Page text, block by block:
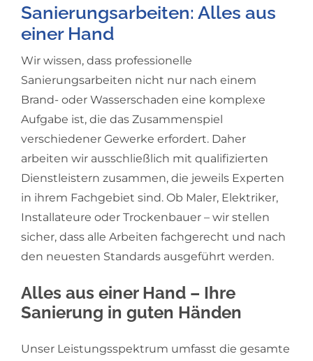
Mitgliedschaften & Zertifikate
Historie
Sanierungsarbeiten: Alles aus
einer Hand
Wir wissen, dass professionelle
Sanierungsarbeiten nicht nur nach einem
Brand- oder Wasserschaden eine komplexe
Aufgabe ist, die das Zusammenspiel
verschiedener Gewerke erfordert. Daher
arbeiten wir ausschließlich mit qualifizierten
Dienstleistern zusammen, die jeweils Experten
in ihrem Fachgebiet sind. Ob Maler, Elektriker,
Installateure oder Trockenbauer – wir stellen
sicher, dass alle Arbeiten fachgerecht und nach
den neuesten Standards ausgeführt werden.
Alles aus einer Hand – Ihre
Sanierung in guten Händen
Unser Leistungsspektrum umfasst die gesamte